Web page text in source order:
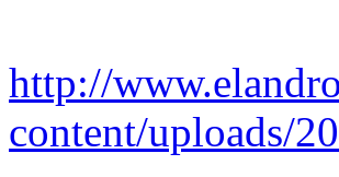
http://
content/uploads/